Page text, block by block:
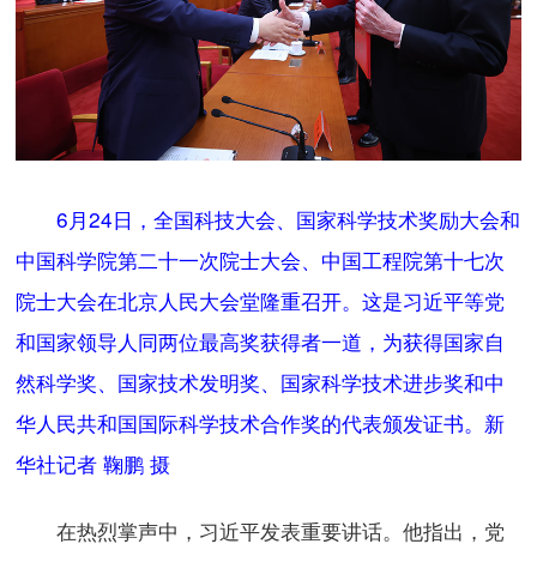
6月24日，全国科技大会、国家科学技术奖励大会和
中国科学院第二十一次院士大会、中国工程院第十七次
院士大会在北京人民大会堂隆重召开。这是习近平等党
和国家领导人同两位最高奖获得者一道，为获得国家自
然科学奖、国家技术发明奖、国家科学技术进步奖和中
华人民共和国国际科学技术合作奖的代表颁发证书。新
华社记者 鞠鹏 摄
在热烈掌声中，习近平发表重要讲话。他指出，党